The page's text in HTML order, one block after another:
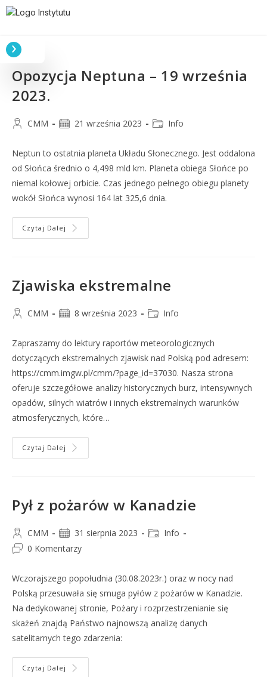
Opozycja Neptuna – 19 września
2023.
CMM 21 września 2023 Info
Neptun to ostatnia planeta Układu Słonecznego. Jest oddalona
od Słońca średnio o 4,498 mld km. Planeta obiega Słońce po
niemal kołowej orbicie. Czas jednego pełnego obiegu planety
wokół Słońca wynosi 164 lat 325,6 dnia.
Czytaj Dalej
Zjawiska ekstremalne
CMM 8 września 2023 Info
Zapraszamy do lektury raportów meteorologicznych
dotyczących ekstremalnych zjawisk nad Polską pod adresem:
https://cmm.imgw.pl/cmm/?page_id=37030. Nasza strona
oferuje szczegółowe analizy historycznych burz, intensywnych
opadów, silnych wiatrów i innych ekstremalnych warunków
atmosferycznych, które…
Czytaj Dalej
Pył z pożarów w Kanadzie
CMM 31 sierpnia 2023
Info
0 Komentarzy
Wczorajszego popołudnia (30.08.2023r.) oraz w nocy nad
Polską przesuwała się smuga pyłów z pożarów w Kanadzie.
Na dedykowanej stronie, Pożary i rozprzestrzenianie się
skażeń znajdą Państwo najnowszą analizę danych
satelitarnych tego zdarzenia:
Czytaj Dalej